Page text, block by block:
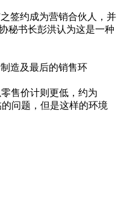
签约成为营销合伙人，并
秘书长彭洪认为这是一种
造及最后的销售环
售价计则更低，约为
问题，但是这样的环境